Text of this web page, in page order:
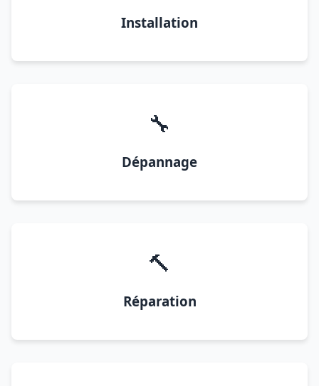
Installation
🔧
Dépannage
🔨
Réparation